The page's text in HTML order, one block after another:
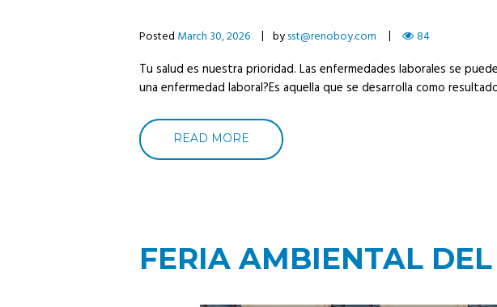
Posted March 30, 2026 bysst@renoboy.com 84
Tu salud es nuestra prioridad. Las enfermedades laborales se
una enfermedad laboral?Es aquella que se desarrolla como
READ MORE
FERIA AMBIENTAL